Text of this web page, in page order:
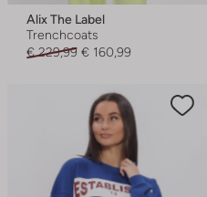
Alix The Label
Trenchcoats
€ 229,99 € 160,99